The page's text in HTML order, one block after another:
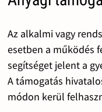
Az alkalmi vagy
esetben a működés
segítséget jelent a
A támogatás
módon kerül